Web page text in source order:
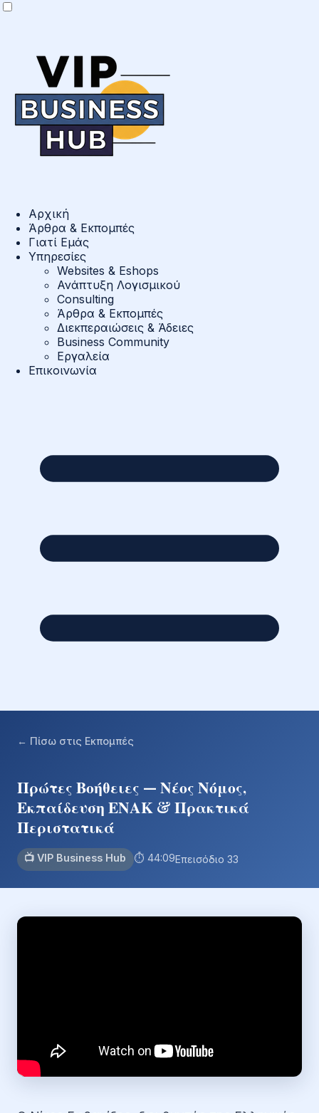
Αρχική
Άρθρα & Εκπομπές
Γιατί Εμάς
Υπηρεσίες
Websites & Eshops
Ανάπτυξη Λογισμικού
Consulting
Άρθρα & Εκπομπές
Διεκπεραιώσεις & Άδειες
Business Community
Εργαλεία
Επικοινωνία
← Πίσω στις Εκπομπές
Πρώτες Βοήθειες — Νέος Νόμος,
Εκπαίδευση ΕΝΑΚ & Πρακτικά
Περιστατικά
📺 VIP Business Hub ⏱ 44:09Επεισόδιο 33